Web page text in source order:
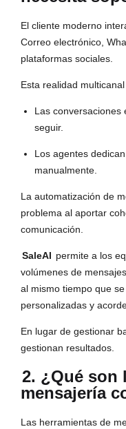
El cliente moderno
Correo electrónico,
plataformas sociales.
Esta realidad
Las conversaciones
seguir.
Los agentes
manualmente.
La automatización de
problema al aportar
comunicación.
SaleAI permite a los
volúmenes de mensajes.
al mismo tiempo que
personalizadas y
En lugar de gestionar
gestionan resultados.
2. ¿Qué son
mensajería
Las herramientas de